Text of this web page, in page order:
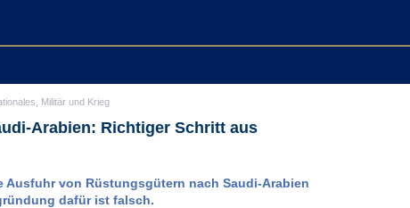
Militär und Krieg
Arabien: Richtiger Schritt aus
Ausfuhr von Rüstungsgütern nach Saudi-Arabien
dafür ist falsch.